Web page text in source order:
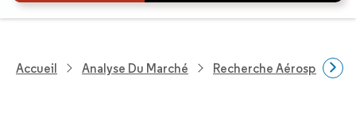
Accueil Analyse Du Marché Recherche Aérospatiale